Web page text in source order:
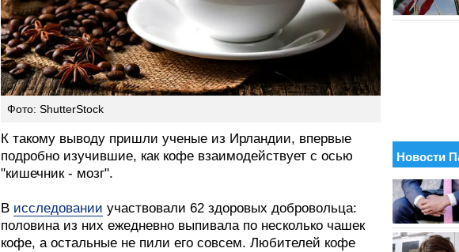
Фото: ShutterStock
К такому выводу пришли ученые из Ирландии, впервые
подробно изучившие, как кофе взаимодействует с осью
"кишечник - мозг".
В исследовании участвовали 62 здоровых добровольца:
половина из них ежедневно выпивала по несколько чашек
кофе, а остальные не пили его совсем. Любителей кофе